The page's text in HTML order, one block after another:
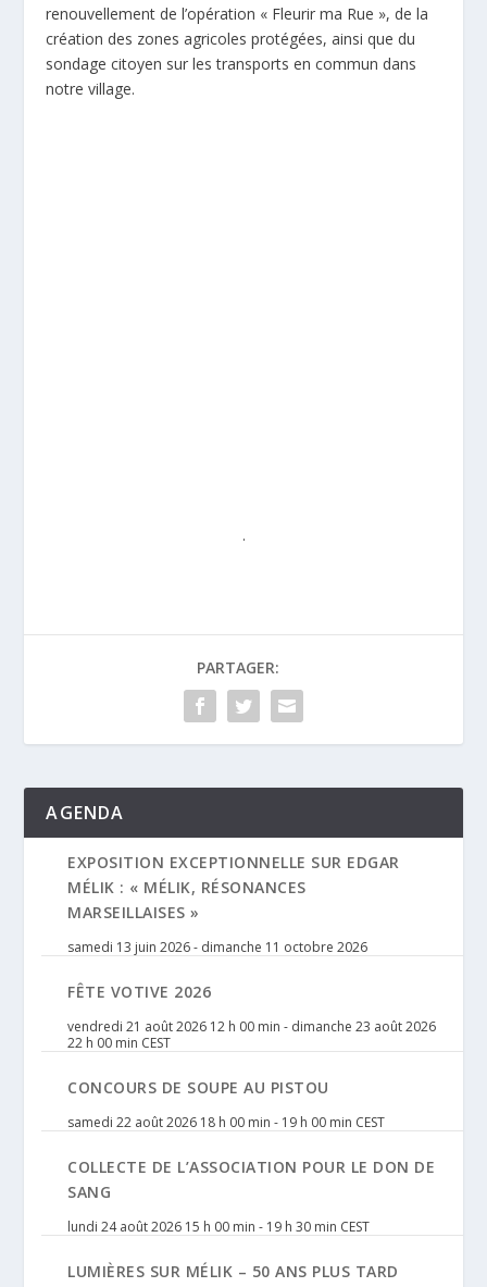
renouvellement de l’opération « Fleurir ma Rue », de la
création des zones agricoles protégées, ainsi que du
sondage citoyen sur les transports en commun dans
notre village.
.
PARTAGER:
AGENDA
EXPOSITION EXCEPTIONNELLE SUR EDGAR
MÉLIK : « MÉLIK, RÉSONANCES
MARSEILLAISES »
samedi 13 juin 2026- dimanche 11 octobre 2026
FÊTE VOTIVE 2026
vendredi 21 août 2026 12 h 00 min - dimanche 23 août 2026
22 h 00 min CEST
CONCOURS DE SOUPE AU PISTOU
samedi 22 août 2026 18 h 00 min - 19 h 00 min CEST
COLLECTE DE L’ASSOCIATION POUR LE DON DE
SANG
lundi 24 août 2026 15 h 00 min - 19 h 30 min CEST
LUMIÈRES SUR MÉLIK – 50 ANS PLUS TARD